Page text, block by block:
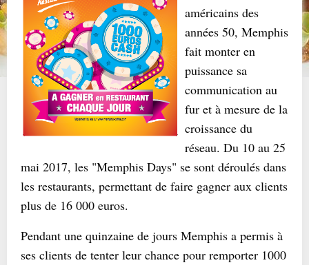
américains des
années 50, Memphis
fait monter en
puissance sa
communication au
fur et à mesure de la
croissance du
réseau. Du 10 au 25
mai 2017, les "Memphis Days" se sont déroulés dans
les restaurants, permettant de faire gagner aux clients
plus de 16 000 euros.
Pendant une quinzaine de jours Memphis a permis à
ses clients de tenter leur chance pour remporter 1000